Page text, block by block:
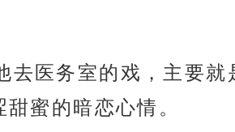
去医务室的戏，主要
蜜的暗恋心情。